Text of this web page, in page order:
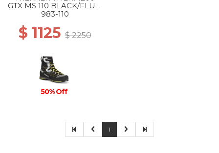
GTX MS 110 BLACK/FLUO
GREEN
983-110
$ 1125$ 2250
50% Off
1